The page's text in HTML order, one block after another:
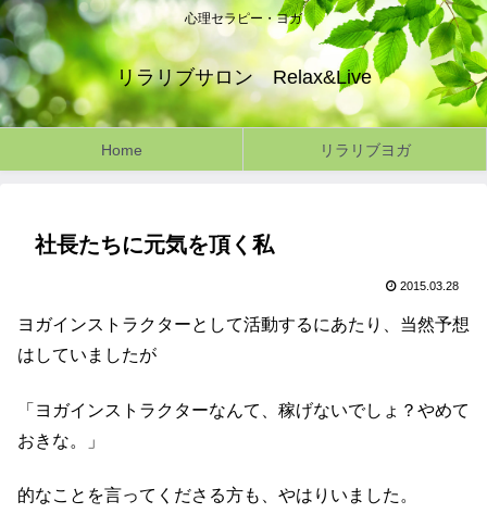
心理セラピー・ヨガ
リラリブサロン Relax&Live
Home リラリブヨガ
社長たちに元気を頂く私
2015.03.28
ヨガインストラクターとして活動するにあたり、当然予想
はしていましたが
「ヨガインストラクターなんて、稼げないでしょ？やめて
おきな。」
的なことを言ってくださる方も、やはりいました。